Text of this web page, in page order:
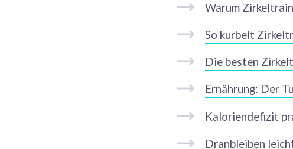
Warum
So kurbelt
Die besten
Ernährung: Der
Kaloriendefizit
Dranbleiben